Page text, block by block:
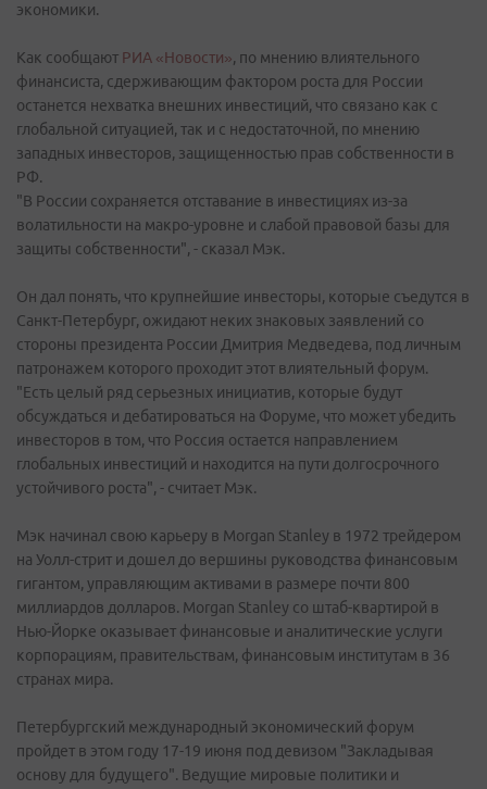
экономики.
Как сообщают РИА «Новости», по мнению влиятельного
финансиста, сдерживающим фактором роста для России
останется нехватка внешних инвестиций, что связано как с
глобальной ситуацией, так и с недостаточной, по мнению
западных инвесторов, защищенностью прав собственности в
РФ.
"В России сохраняется отставание в инвестициях из-за
волатильности на макро-уровне и слабой правовой базы для
защиты собственности", - сказал Мэк.
Он дал понять, что крупнейшие инвесторы, которые съедутся в
Санкт-Петербург, ожидают неких знаковых заявлений со
стороны президента России Дмитрия Медведева, под личным
патронажем которого проходит этот влиятельный форум.
"Есть целый ряд серьезных инициатив, которые будут
обсуждаться и дебатироваться на Форуме, что может убедить
инвесторов в том, что Россия остается направлением
глобальных инвестиций и находится на пути долгосрочного
устойчивого роста", - считает Мэк.
Мэк начинал свою карьеру в Morgan Stanley в 1972 трейдером
на Уолл-стрит и дошел до вершины руководства финансовым
гигантом, управляющим активами в размере почти 800
миллиардов долларов. Morgan Stanley со штаб-квартирой в
Нью-Йорке оказывает финансовые и аналитические услуги
корпорациям, правительствам, финансовым институтам в 36
странах мира.
Петербургский международный экономический форум
пройдет в этом году 17-19 июня под девизом "Закладывая
основу для будущего". Ведущие мировые политики и